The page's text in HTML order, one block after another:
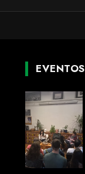
EVENTOS